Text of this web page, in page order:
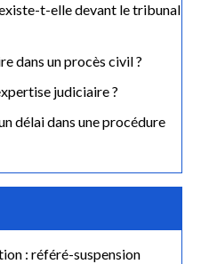
t-elle devant le tribunal
dans un procès civil ?
judiciaire ?
délai dans une procédure
: référé-suspension